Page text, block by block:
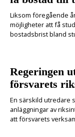
Liksom föregående
möjligheter att få
bostadsbrist bland
Regeringen
försvarets
En särskild utredare
anläggningar av
att försvarets